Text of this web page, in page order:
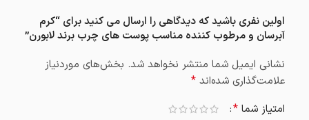
اولین نفری باشید که دیدگاهی را ارسال می کنید برای “کرم
آبرسان و مرطوب کننده مناسب پوست های چرب برند لابورن”
نشانی ایمیل شما منتشر نخواهد شد. بخش‌های موردنیاز
علامت‌گذاری شده‌اند *
امتیاز شما *